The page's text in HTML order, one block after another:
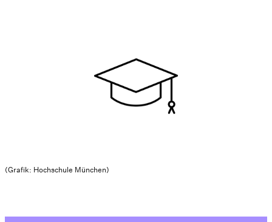
(Grafik: Hochschule München)